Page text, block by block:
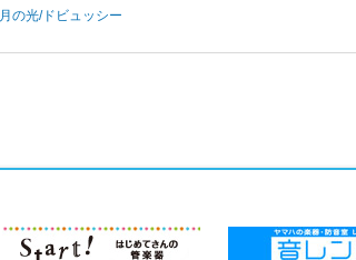
月の光/ドビュッシー